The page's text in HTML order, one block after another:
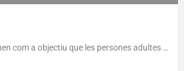
Aquests estudis tenen com a objectiu que les persones adultes assoleixin un grau de competència bàsic per a…